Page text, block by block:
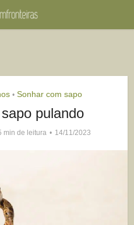
• Sonhar com sapo
pulando
min de leitura 14/11/2023